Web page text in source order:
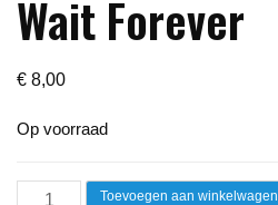
Wait Forever
€ 8,00
Op voorraad
Toevoegen aan winkelwagen